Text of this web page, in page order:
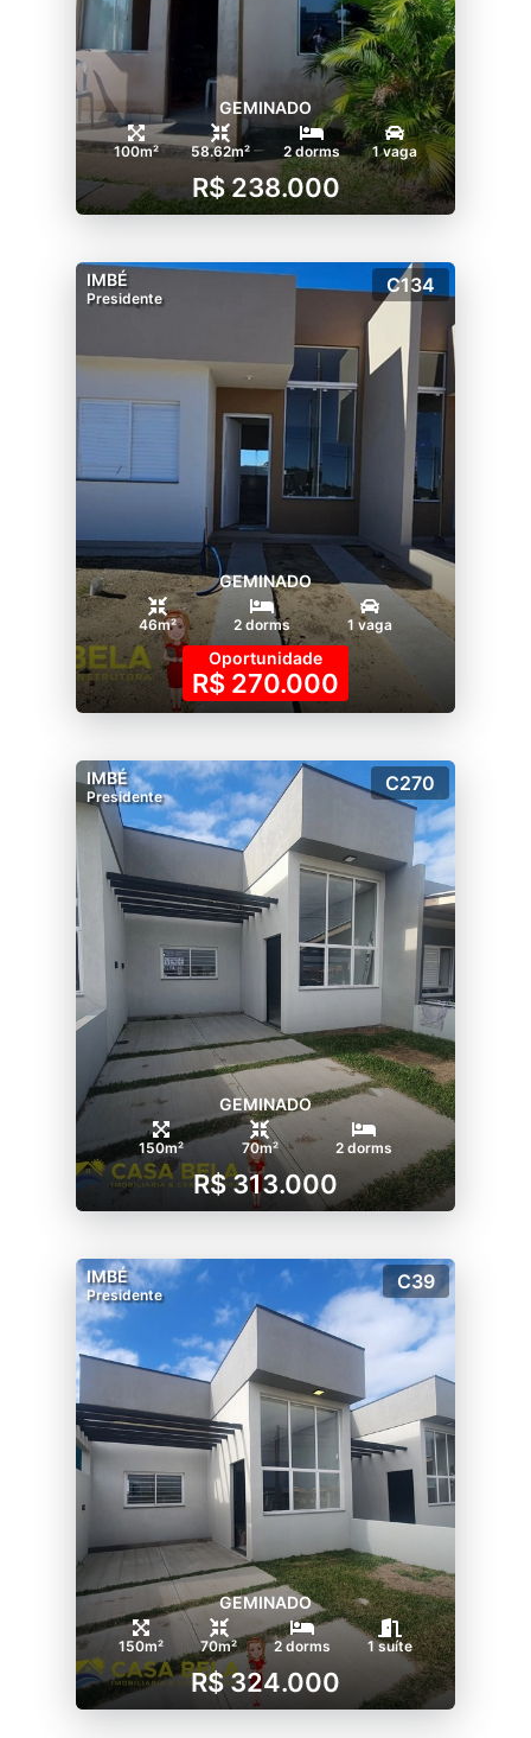
GEMINADO
100m² 58.62m² 2 dorms 1 vaga
R$ 238.000
IMBÉ
Presidente
C134
GEMINADO
46m² 2 dorms 1 vaga
Oportunidade
R$ 270.000
IMBÉ
Presidente
C270
GEMINADO
150m² 70m² 2 dorms
R$ 313.000
IMBÉ
Presidente
C39
GEMINADO
150m² 70m² 2 dorms 1 suíte
R$ 324.000